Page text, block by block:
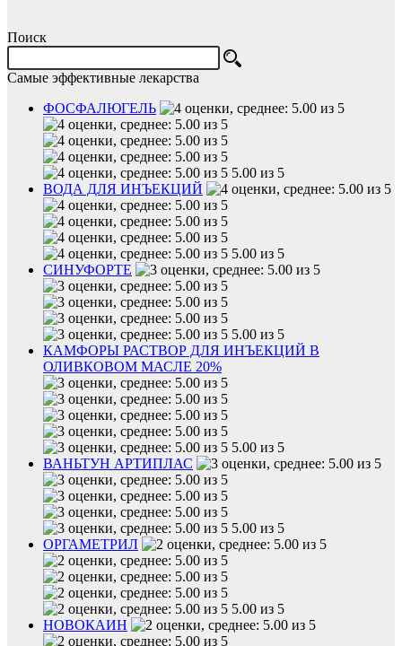
Поиск
Самые эффективные лекарства
ФОСФАЛЮГЕЛЬ
5.00 из 5
ВОДА ДЛЯ ИНЪЕКЦИЙ
5.00 из 5
СИНУФОРТЕ
5.00 из 5
КАМФОРЫ РАСТВОР ДЛЯ ИНЪЕКЦИЙ В
ОЛИВКОВОМ МАСЛЕ 20%
5.00 из 5
ВАНЬТУН АРТИПЛАС
5.00 из 5
ОРГАМЕТРИЛ
5.00 из 5
НОВОКАИН